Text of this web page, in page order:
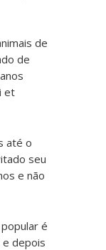
de
de
et
até o
seu
e não
é
depois